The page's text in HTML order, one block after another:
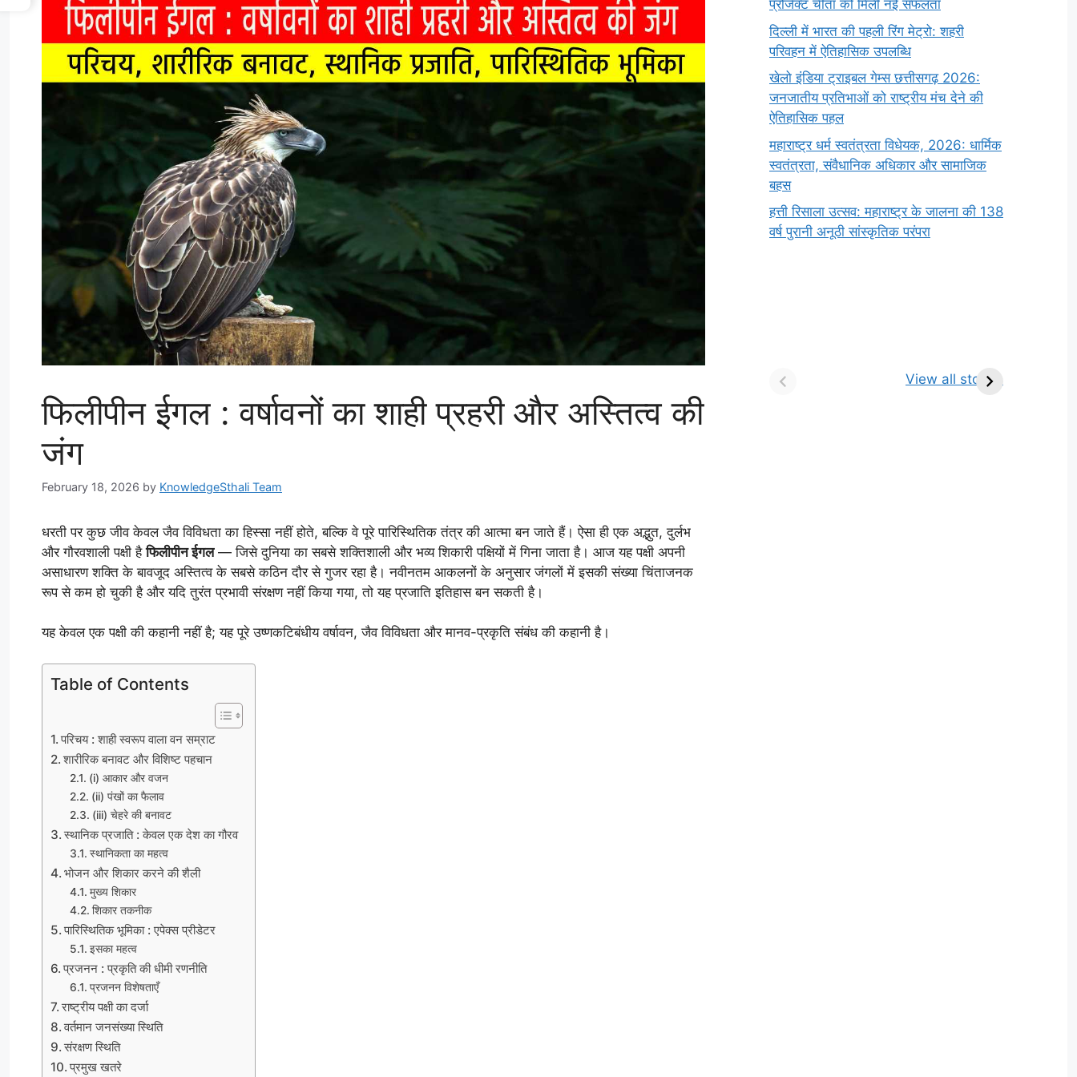
फिलीपीन ईगल : वर्षावनों का शाही प्रहरी और अस्तित्व की
जंग
February 18, 2026 by KnowledgeSthali Team
धरती पर कुछ जीव केवल जैव विविधता का हिस्सा नहीं होते, बल्कि वे पूरे पारिस्थितिक तंत्र की आत्मा बन जाते हैं। ऐसा ही एक अद्भुत, दुर्लभ
और गौरवशाली पक्षी हैफिलीपीन ईगल— जिसे दुनिया का सबसे शक्तिशाली और भव्य शिकारी पक्षियों में गिना जाता है। आज यह पक्षी अपनी
असाधारण शक्ति के बावजूद अस्तित्व के सबसे कठिन दौर से गुजर रहा है। नवीनतम आकलनों के अनुसार जंगलों में इसकी संख्या चिंताजनक
रूप से कम हो चुकी है और यदि तुरंत प्रभावी संरक्षण नहीं किया गया, तो यह प्रजाति इतिहास बन सकती है।
यह केवल एक पक्षी की कहानी नहीं है; यह पूरे उष्णकटिबंधीय वर्षावन, जैव विविधता और मानव-प्रकृति संबंध की कहानी है।
Table of Contents
परिचय : शाही स्वरूप वाला वन सम्राट
शारीरिक बनावट और विशिष्ट पहचान
(i) आकार और वजन
(ii) पंखों का फैलाव
(iii) चेहरे की बनावट
स्थानिक प्रजाति : केवल एक देश का गौरव
स्थानिकता का महत्व
भोजन और शिकार करने की शैली
मुख्य शिकार
शिकार तकनीक
पारिस्थितिक भूमिका : एपेक्स प्रीडेटर
इसका महत्व
प्रजनन : प्रकृति की धीमी रणनीति
प्रजनन विशेषताएँ
राष्ट्रीय पक्षी का दर्जा
वर्तमान जनसंख्या स्थिति
संरक्षण स्थिति
प्रमुख खतरे
प्रोजेक्ट चीता को मिली नई सफलता
दिल्ली में भारत की पहली रिंग मेट्रो: शहरी
परिवहन में ऐतिहासिक उपलब्धि
खेलो इंडिया ट्राइबल गेम्स छत्तीसगढ़ 2026:
जनजातीय प्रतिभाओं को राष्ट्रीय मंच देने की
ऐतिहासिक पहल
महाराष्ट्र धर्म स्वतंत्रता विधेयक, 2026: धार्मिक
स्वतंत्रता, संवैधानिक अधिकार और सामाजिक
बहस
हत्ती रिसाला उत्सव: महाराष्ट्र के जालना की 138
वर्ष पुरानी अनूठी सांस्कृतिक परंपरा
View all stories
किसे कहते है? परिभाषा,
ज्योतिर्लिंग | नाम, स्थान एवं